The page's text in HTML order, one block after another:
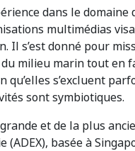
dans le domaine
multimédias
Il s’est donné pour
milieu marin tout en
s’excluent
sont symbiotiques.
et de la plus
(ADEX), basée à